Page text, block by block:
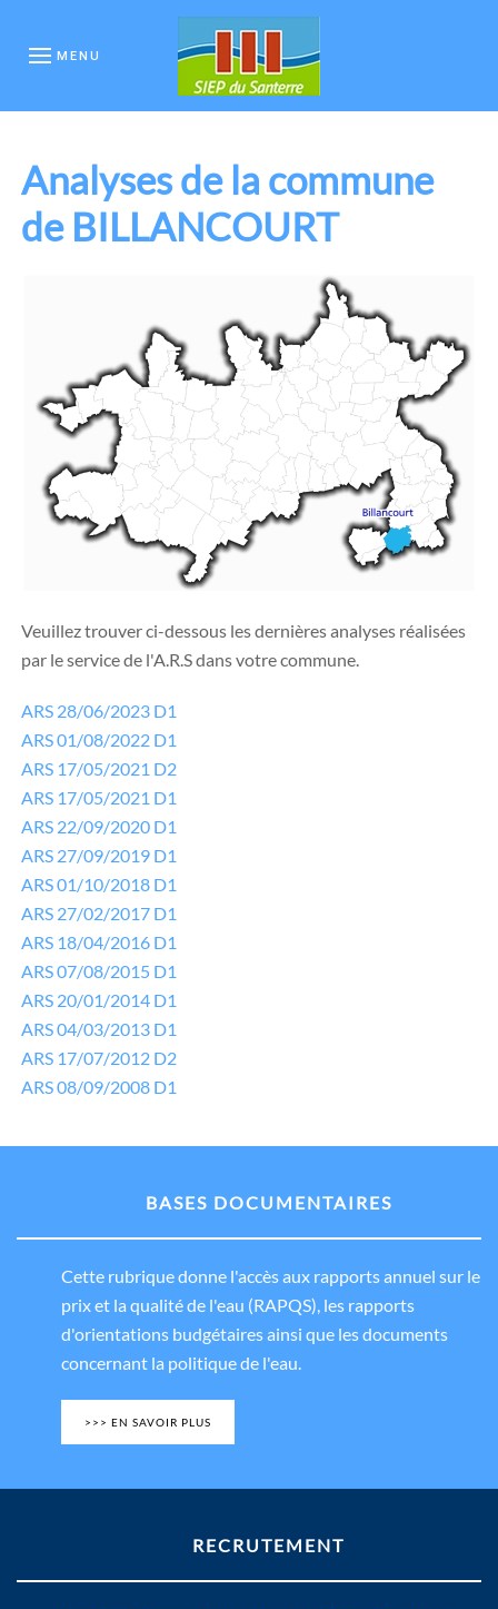
MENU
Analyses de la commune
de BILLANCOURT
Veuillez trouver ci-dessous les dernières analyses réalisées
par le service de l'A.R.S dans votre commune.
ARS 28/06/2023 D1
ARS 01/08/2022 D1
ARS 17/05/2021 D2
ARS 17/05/2021 D1
ARS 22/09/2020 D1
ARS 27/09/2019 D1
ARS 01/10/2018 D1
ARS 27/02/2017 D1
ARS 18/04/2016 D1
ARS 07/08/2015 D1
ARS 20/01/2014 D1
ARS 04/03/2013 D1
ARS 17/07/2012 D2
ARS 08/09/2008 D1
BASES DOCUMENTAIRES
Cette rubrique donne l'accès aux rapports annuel sur le
prix et la qualité de l'eau (RAPQS), les rapports
d'orientations budgétaires ainsi que les documents
concernant la politique de l'eau.
>>> EN SAVOIR PLUS
RECRUTEMENT